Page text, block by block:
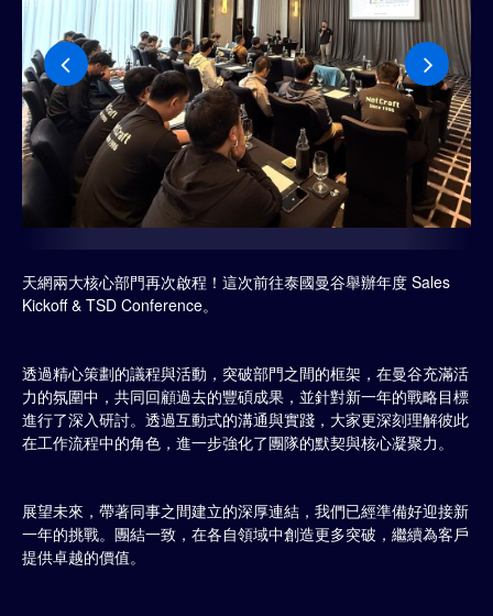
天網兩大核心部門再次啟程！這次前往泰國曼谷舉辦年度 Sales
Kickoff & TSD Conference。
透過精心策劃的議程與活動，突破部門之間的框架，在曼谷充滿活
力的氛圍中，共同回顧過去的豐碩成果，並針對新一年的戰略目標
進行了深入研討。透過互動式的溝通與實踐，大家更深刻理解彼此
在工作流程中的角色，進一步強化了團隊的默契與核心凝聚力。
展望未來，帶著同事之間建立的深厚連結，我們已經準備好迎接新
一年的挑戰。團結一致，在各自領域中創造更多突破，繼續為客戶
提供卓越的價值。